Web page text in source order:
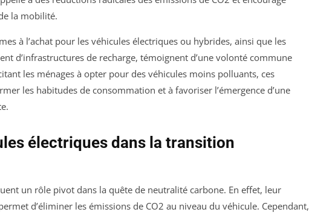
la mobilité.
à l’achat pour les véhicules électriques ou hybrides, ainsi que les
d’infrastructures de recharge, témoignent d’une volonté commune
les ménages à opter pour des véhicules moins polluants, ces
les habitudes de consommation et à favoriser l’émergence d’une
électriques dans la transition
un rôle pivot dans la quête de neutralité carbone. En effet, leur
d’éliminer les émissions de CO2 au niveau du véhicule. Cependant,